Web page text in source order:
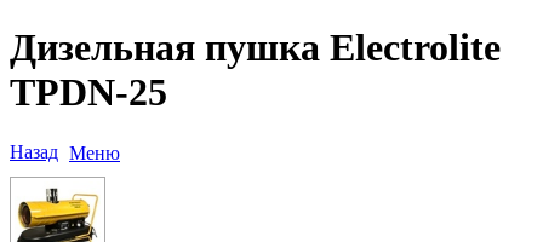
Дизельная пушка Electrolite
TPDN-25
Назад Меню